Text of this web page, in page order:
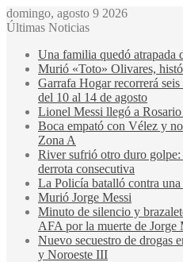
domingo, agosto 9 2026
Últimas Noticias
Una familia quedó atrapada
Murió «Toto» Olivares,
Garrafa Hogar recorrerá
del 10 al 14 de agosto
Lionel Messi llegó a Rosario
Boca empató con Vélez y
Zona A
River sufrió otro duro golpe:
derrota consecutiva
La Policía batalló contra
Murió Jorge Messi
Minuto de silencio y
AFA por la muerte de Jorge
Nuevo secuestro de drogas
y Noroeste III